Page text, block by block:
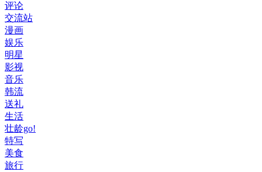
评论
交流站
漫画
娱乐
明星
影视
音乐
韩流
送礼
生活
壮龄go!
特写
美食
旅行